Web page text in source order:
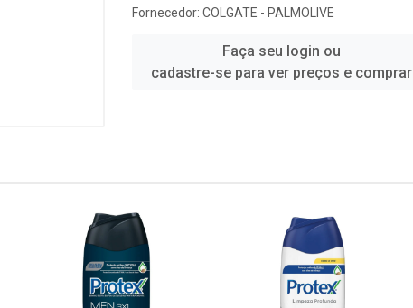
Fornecedor: COLGATE - PALMOLIVE
Faça seu login ou
cadastre-se para ver preços e comprar